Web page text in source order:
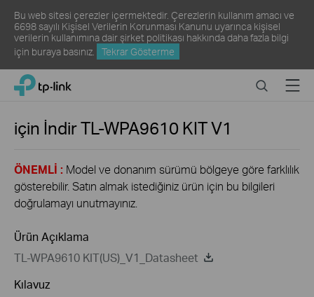
Bu web sitesi çerezler içermektedir. Çerezlerin kullanım amacı ve
6698 sayılı Kişisel Verilerin Korunması Kanunu uyarınca kişisel
verilerin kullanımına dair şirket politikası hakkında daha fazla bilgi
için buraya basınız. Tekrar Gösterme
Click
navigation
TP-Link, Reliably Smart SearchMenu
için İndirTL-WPA9610 KITV1
ÖNEMLİ : Model ve donanım sürümü bölgeye göre farklılık
gösterebilir. Satın almak istediğiniz ürün için bu bilgileri
doğrulamayı unutmayınız.
Ürün Açıklama
TL-WPA9610 KIT(US)_V1_Datasheet
Kılavuz